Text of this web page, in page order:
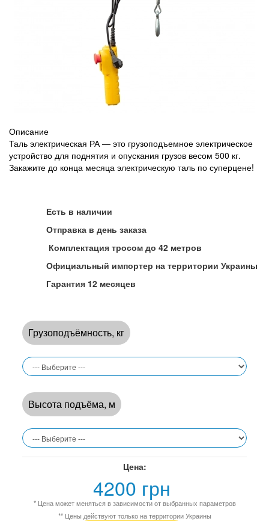
Описание
Таль электрическая РА — это грузоподъемное электрическое
устройство для поднятия и опускания грузов весом 500 кг.
Закажите до конца месяца электрическую таль по суперцене!
Есть в наличии
Отправка в день заказа
Комплектация тросом до 42 метров
Официальный импортер на территории Украины
Гарантия 12 месяцев
Грузоподъёмность, кг
Высота подъёма, м
Цена:
4200 грн
* Цена может меняться в зависимости от выбранных параметров
** Цены действуют только на территории Украины